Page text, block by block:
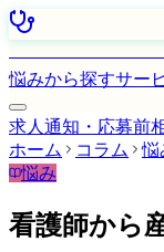
悩みから探すサー
求人通知・応募前
ホーム
コラム 悩
悩み
看護師から